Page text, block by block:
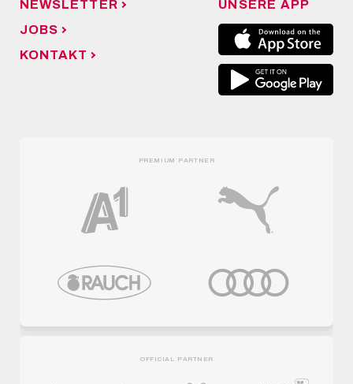
NEWSLETTER
JOBS
KONTAKT
UNSERE APP
PREMIUM PARTNER
OFFICIAL PARTNER